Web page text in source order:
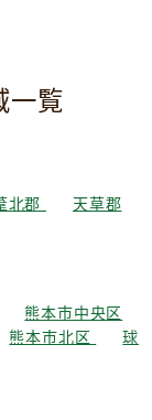
一覧
北郡
天草郡
熊本市中央区
熊本市北区
球